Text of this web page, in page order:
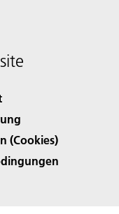
(Cookies)